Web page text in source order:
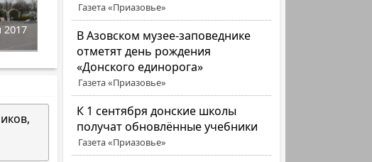
Газета «Приазовье»
В Азовском музее-заповеднике
отметят день рождения
«Донского единорога»
Газета «Приазовье»
К 1 сентября донские школы
получат обновлённые учебники
Газета «Приазовье»
2017